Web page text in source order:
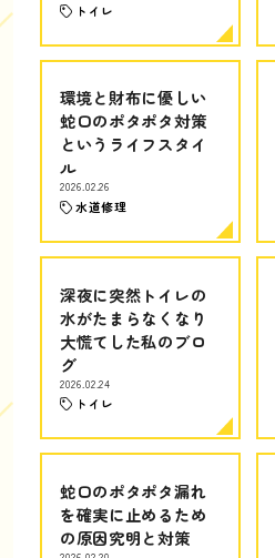
トイレ
環境と財布に優しい
蛇口のポタポタ対策
というライフスタイ
ル
2026.02.26
水道修理
深夜に突然トイレの
水がたまらなくなり
大慌てした私のブロ
グ
2026.02.24
トイレ
蛇口のポタポタ漏れ
を確実に止めるため
の原因究明と対策